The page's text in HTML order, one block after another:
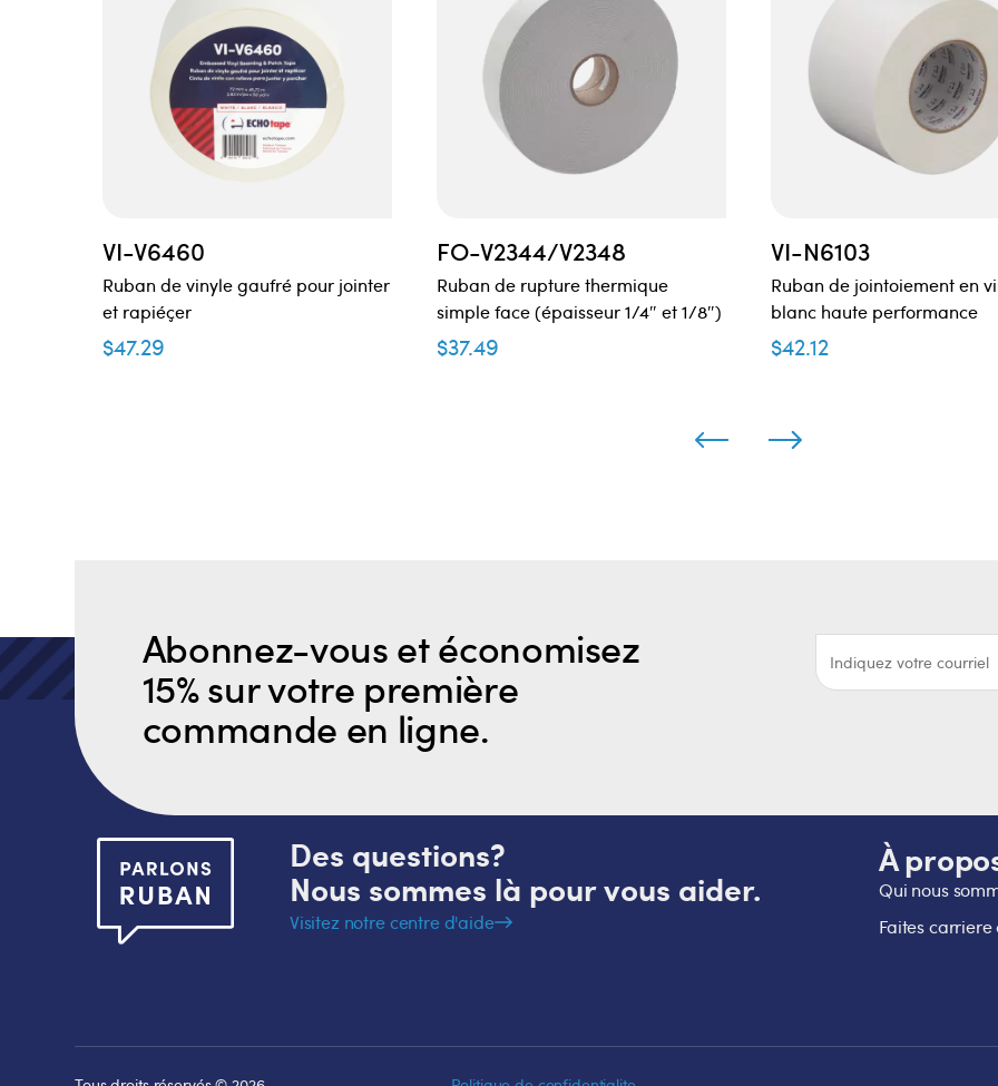
VI-V6460
Ruban de vinyle gaufré pour jointer
et rapiéçer
$47.29
FO-V2344/V2348
Ruban de rupture thermique
simple face (épaisseur 1/4″ et 1/8″)
$37.49
VI-N6103
Ruban de jointoiement en
blanc haute performance
$42.12
Abonnez-vous et économisez
15% sur votre première
commande en ligne.
Des questions?
Nous sommes là pour vous aider.
Visitez notre centre d'aide
À
Qui nous
Faites carriere